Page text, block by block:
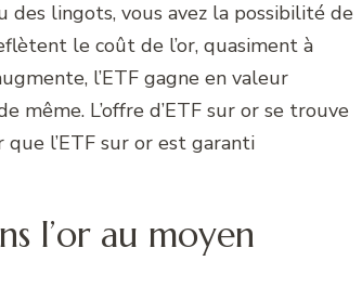
des lingots, vous avez la possibilité de
le coût de l’or, quasiment à
l’ETF gagne en valeur
même. L’offre d’ETF sur or se trouve
que l’ETF sur or est garanti
l’or au moyen